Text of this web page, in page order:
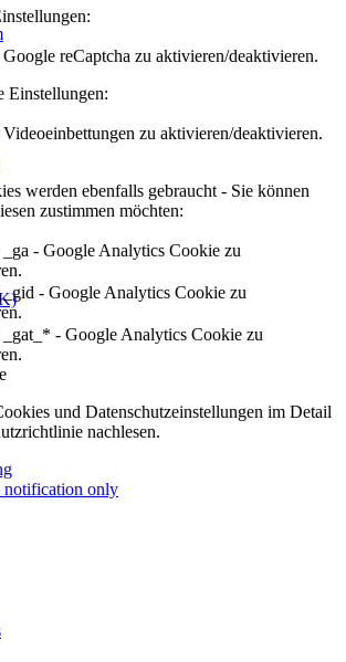
reCaptcha zu aktivieren/deaktivieren.
Einstellungen:
zu aktivieren/deaktivieren.
werden ebenfalls gebraucht - Sie können
zustimmen möchten:
- Google Analytics Cookie zu
- Google Analytics Cookie zu
- Google Analytics Cookie zu
und Datenschutzeinstellungen im Detail
nachlesen.
notification only